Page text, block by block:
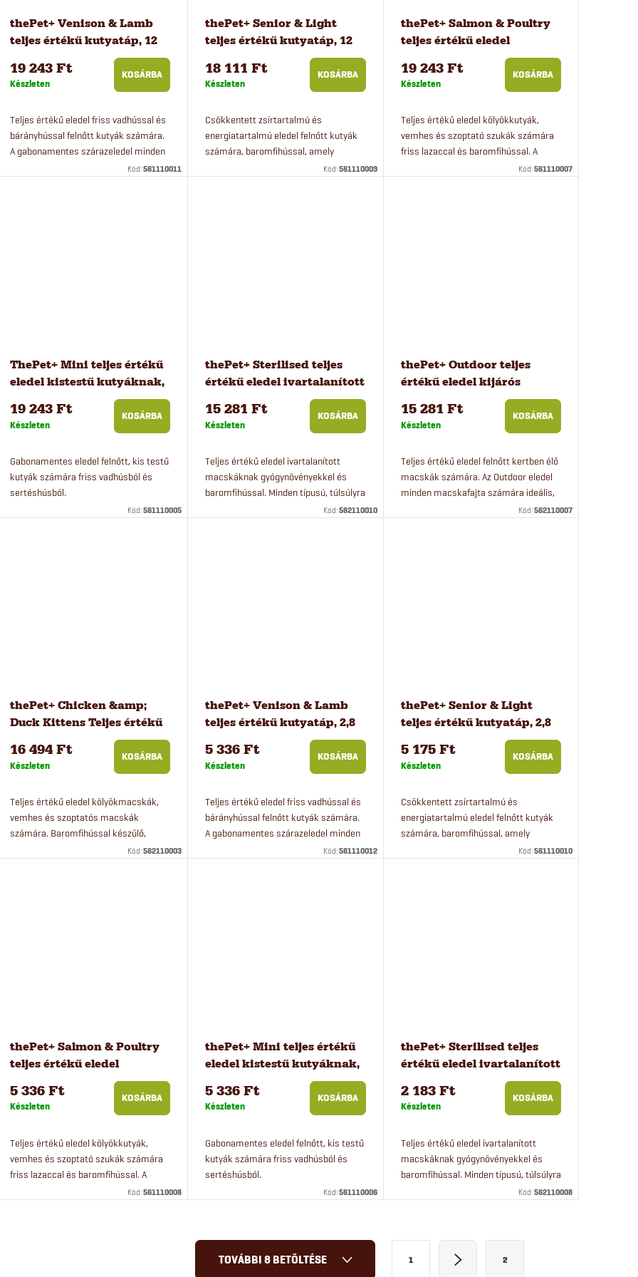
thePet+ Venison & Lamb
teljes értékű kutyatáp, 12
19 243 Ft
Készleten
KOSÁRBA
Teljes értékű eledel friss vadhússal és
bárányhússal felnőtt kutyák számára.
A gabonamentes szárazeledel minden
kutyafajta számára alkalmas.Kód:561110011
thePet+ Senior & Light
teljes értékű kutyatáp, 12
18 111 Ft
Készleten
KOSÁRBA
Csökkentett zsírtartalmú és
energiatartalmú eledel felnőtt kutyák
számára, baromfihússal, amely
minden kutyafajta számára alkalmas.
Kód:561110009
thePet+ Salmon & Poultry
teljes értékű eledel
kölyökkutyáknak, 12 kg
19 243 Ft
Készleten
KOSÁRBA
Teljes értékű eledel kölyökkutyák,
vemhes és szoptató szukák számára
friss lazaccal és baromfihússal. A
gabonamentes eledel mindenKód:561110007
ThePet+ Mini teljes értékű
eledel kistestű kutyáknak,
19 243 Ft
Készleten
KOSÁRBA
Gabonamentes eledel felnőtt, kis testű
kutyák számára friss vadhúsból és
sertéshúsból.
Kód:561110005
thePet+ Sterilised teljes
értékű eledel ivartalanított
macskáknak, 8 kg
15 281 Ft
Készleten
KOSÁRBA
Teljes értékű eledel ivartalanított
macskáknak gyógynövényekkel és
baromfihússal. Minden típusú, túlsúlyra
hajlamos macska számára alkalmas.
Kód:562110010
thePet+ Outdoor teljes
értékű eledel kijárós
macskáknak, 8 kg
15 281 Ft
Készleten
KOSÁRBA
Teljes értékű eledel felnőtt kertben élő
macskák számára. Az Outdoor eledel
minden macskafajta számára ideális,
még az érzékeny emésztésű macskák
Kód:562110007
thePet+ Chicken &amp;
Duck Kittens Teljes értékű
kölyökmacskáknak, 8 kg
16 494 Ft
Készleten
KOSÁRBA
Teljes értékű eledel kölyökmacskák,
vemhes és szoptatós macskák
számára. Baromfihússal készülő,
Kód:562110003
thePet+ Venison & Lamb
teljes értékű kutyatáp, 2,8
5 336 Ft
Készleten
KOSÁRBA
Teljes értékű eledel friss vadhússal és
bárányhússal felnőtt kutyák számára.
A gabonamentes szárazeledel minden
kutyafajta számára alkalmas.Kód:561110012
thePet+ Senior & Light
teljes értékű kutyatáp, 2,8
5 175 Ft
Készleten
KOSÁRBA
Csökkentett zsírtartalmú és
energiatartalmú eledel felnőtt kutyák
számára, baromfihússal, amely
minden kutyafajta számára alkalmas.
Kód:561110010
thePet+ Salmon & Poultry
teljes értékű eledel
kölyökkutyáknak, 2,8 kg
5 336 Ft
Készleten
KOSÁRBA
Teljes értékű eledel kölyökkutyák,
vemhes és szoptató szukák számára
friss lazaccal és baromfihússal. A
gabonamentes eledel mindenKód:561110008
thePet+ Mini teljes értékű
eledel kistestű kutyáknak,
5 336 Ft
Készleten
KOSÁRBA
Gabonamentes eledel felnőtt, kis testű
kutyák számára friss vadhúsból és
sertéshúsból.
Kód:561110006
thePet+ Sterilised teljes
értékű eledel ivartalanított
macskáknak, 1 kg
2 183 Ft
Készleten
KOSÁRBA
Teljes értékű eledel ivartalanított
macskáknak gyógynövényekkel és
baromfihússal. Minden típusú, túlsúlyra
hajlamos macska számára alkalmas.
Kód:562110008
TOVÁBBI 8 BETÖLTÉSE 1 2